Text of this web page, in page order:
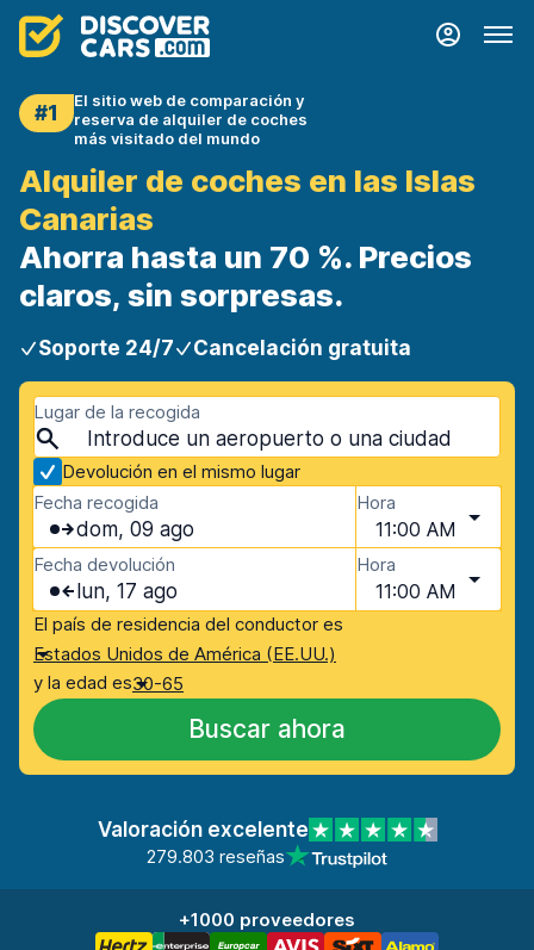
#1
El sitio web de comparación y
reserva de alquiler de coches
más visitado del mundo
Alquiler de coches en las Islas
Canarias
Ahorra hasta un 70 %. Precios
claros, sin sorpresas.
Soporte 24/7 Cancelación gratuita
Lugar de la recogida
Devolución en el mismo lugar
Fecha recogida
dom, 09 ago
Hora
11:00 AM
Fecha devolución
lun, 17 ago
Hora
11:00 AM
El país de residencia del conductor es
Estados Unidos de América (EE.UU.)
y la edad es30-65
Buscar ahora
Valoración excelente
279.803 reseñas
+1000 proveedores